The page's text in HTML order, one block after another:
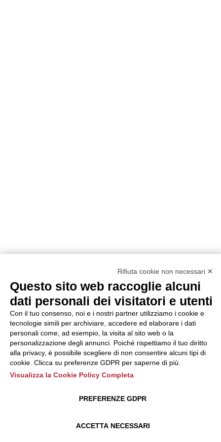
Rifiuta cookie non necessari ✕
Questo sito web raccoglie alcuni
dati personali dei visitatori e utenti
Con il tuo consenso, noi e i nostri partner utilizziamo i cookie e
tecnologie simili per archiviare, accedere ed elaborare i dati
personali come, ad esempio, la visita al sito web o la
personalizzazione degli annunci. Poiché rispettiamo il tuo diritto
alla privacy, è possibile scegliere di non consentire alcuni tipi di
cookie. Clicca su preferenze GDPR per saperne di più.
Visualizza la Cookie Policy Completa
ACCETTA NECESSARI
PREFERENZE GDPR